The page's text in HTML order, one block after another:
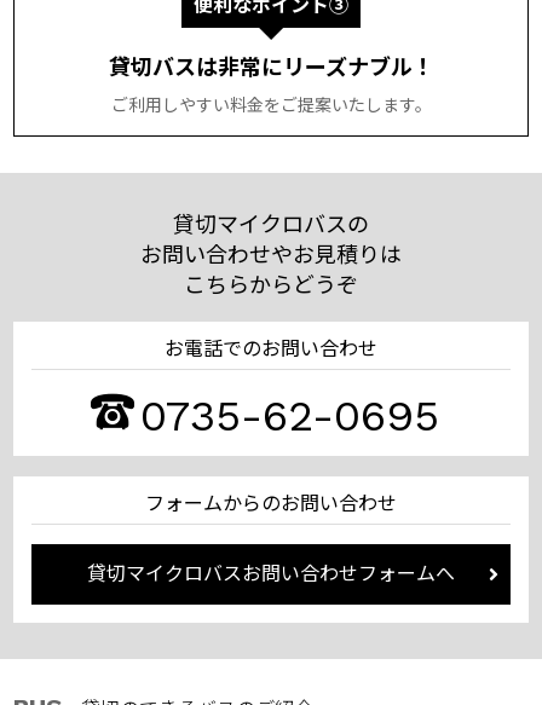
便利なポイント③
貸切バスは非常にリーズナブル！
ご利用しやすい料金をご提案いたします。
貸切マイクロバスの
お問い合わせやお見積りは
こちらからどうぞ
お電話でのお問い合わせ
0735-62-0695
フォームからのお問い合わせ
貸切マイクロバスお問い合わせフォームへ